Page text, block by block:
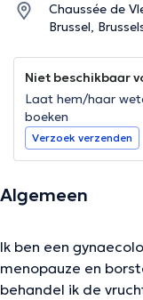
Chaussée de
Brussel,
Niet beschikbaar
Laat hem/haar
boeken
Verzoek verzenden
Algemeen
Ik ben een
menopauze en
behandel ik de